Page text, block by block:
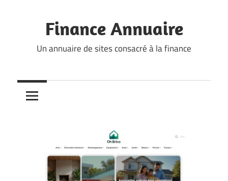
Finance Annuaire
Un annuaire de sites consacré à la finance